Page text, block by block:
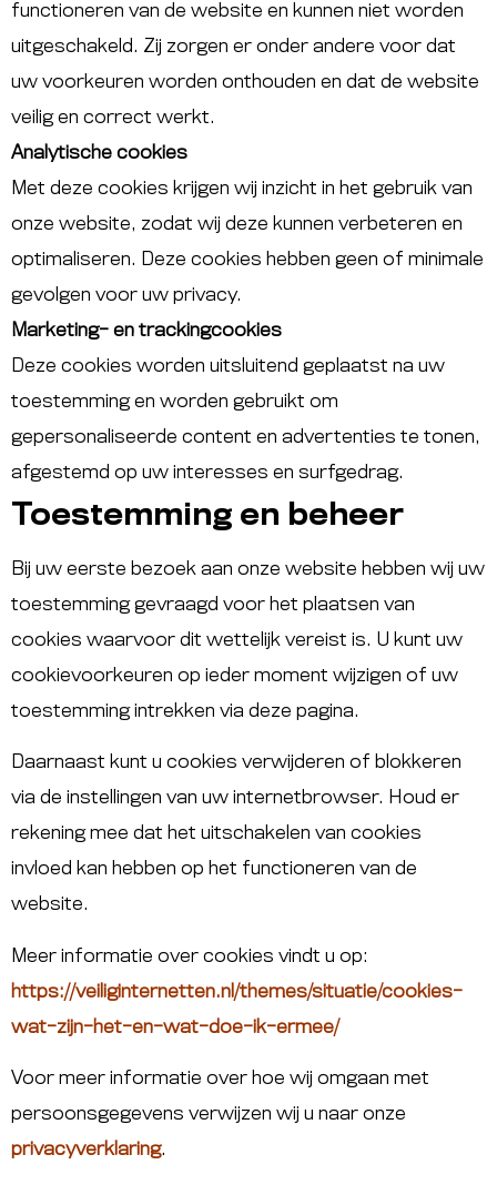
functioneren van de website en kunnen niet worden
uitgeschakeld. Zij zorgen er onder andere voor dat
uw voorkeuren worden onthouden en dat de website
veilig en correct werkt.
Analytische cookies
Met deze cookies krijgen wij inzicht in het gebruik van
onze website, zodat wij deze kunnen verbeteren en
optimaliseren. Deze cookies hebben geen of minimale
gevolgen voor uw privacy.
Marketing- en trackingcookies
Deze cookies worden uitsluitend geplaatst na uw
toestemming en worden gebruikt om
gepersonaliseerde content en advertenties te tonen,
afgestemd op uw interesses en surfgedrag.
Toestemming en beheer
Bij uw eerste bezoek aan onze website hebben wij uw
toestemming gevraagd voor het plaatsen van
cookies waarvoor dit wettelijk vereist is. U kunt uw
cookievoorkeuren op ieder moment wijzigen of uw
toestemming intrekken via deze pagina.
Daarnaast kunt u cookies verwijderen of blokkeren
via de instellingen van uw internetbrowser. Houd er
rekening mee dat het uitschakelen van cookies
invloed kan hebben op het functioneren van de
website.
Meer informatie over cookies vindt u op:
https://veiliginternetten.nl/themes/situatie/cookies-
wat-zijn-het-en-wat-doe-ik-ermee/
Voor meer informatie over hoe wij omgaan met
persoonsgegevens verwijzen wij u naar onze
privacyverklaring.